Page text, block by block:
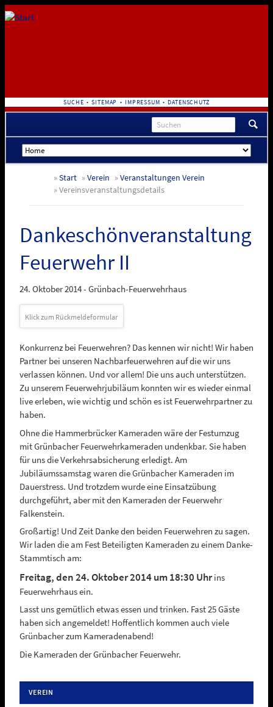
NAVIGATION
ÜBERSPRINGEN
SUCHE SITEMAP IMPRESSUM DATENSCHUTZ
Navigation
überspringen
Start Verein
Veranstaltungen Verein
Vereinsveranstaltungsdetails
Dankeschönveranstaltung
Feuerwehr II
24. Oktober 2014 - Grünbach-Feuerwehrhaus
Klick zum Rückmeldeformular
Konkurrenz bei Feuerwehren? Das kennen wir nicht! Wir haben
Partner bei unseren Nachbarfeuerwehren auf die wir uns
verlassen können. Und vor allem! Die uns auch unterstützen.
Zu unserem Feuerwehrjubiläum konnten wir es wieder einmal
live erleben, wie wichtig und schön es ist Feuerwehrpartner zu
haben.
Ohne die Hammerbrücker Kameraden wäre der Festumzug
mit Grünbacher Feuerwehrkameraden undenkbar. Sie haben
für uns die Verkehrsabsicherung erledigt. Am
Jubiläumssamstag waren die Grünbacher Kameraden im
Dauerstress. Und trotzdem wurde eine Einsatzübung
durchgeführt, aber mit den Kameraden der Feuerwehr
Falkenstein.
Großartig! Und Zeit Danke den beiden Feuerwehren zu sagen.
Wir laden die am Fest Beteiligten Kameraden zu einem Danke-
Stammtisch am:
Freitag, den 24. Oktober 2014 um 18:30 Uhr ins
Feuerwehrhaus ein.
Lasst uns gemütlich etwas essen und trinken. Fast 25 Gäste
haben sich angemeldet! Hoffentlich kommen auch viele
Grünbacher zum Kameradenabend!
Die Kameraden der Grünbacher Feuerwehr.
VEREIN